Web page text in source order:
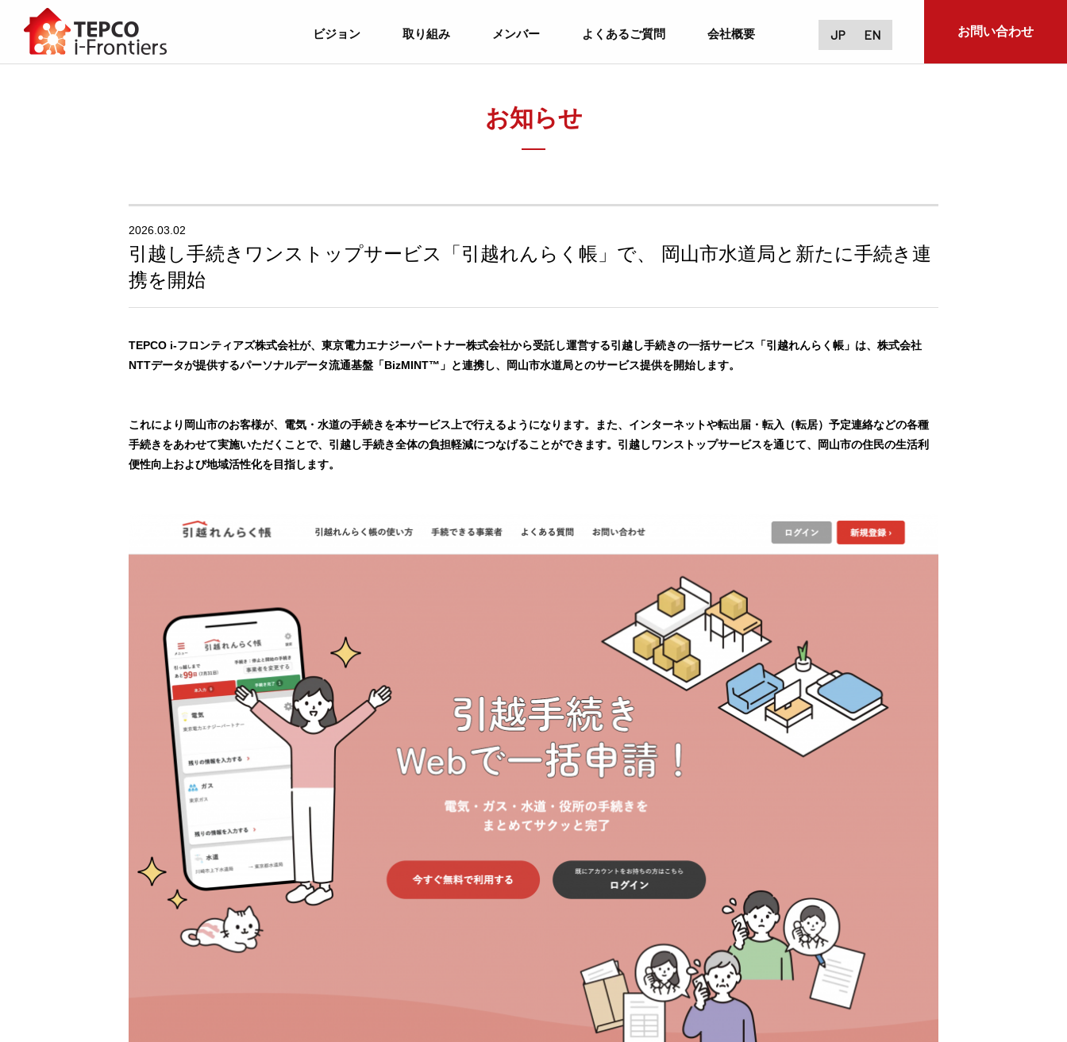
ビジョン 取り組み メンバー よくあるご質問 会社概要 JP EN お問い合わせ
お知らせ
2026.03.02
引越し手続きワンストップサービス「引越れんらく帳」で、 岡山市水道局と新たに手続き連
携を開始
TEPCO i-フロンティアズ株式会社が、東京電力エナジーパートナー株式会社から受託し運営する引越し手続きの一括サービス「引越れんらく帳」は、株式会社
NTTデータが提供するパーソナルデータ流通基盤「BizMINT™」と連携し、岡山市水道局とのサービス提供を開始します。
これにより岡山市のお客様が、電気・水道の手続きを本サービス上で行えるようになります。また、インターネットや転出届・転入（転居）予定連絡などの各種
手続きをあわせて実施いただくことで、引越し手続き全体の負担軽減につなげることができます。引越しワンストップサービスを通じて、岡山市の住民の生活利
便性向上および地域活性化を目指します。